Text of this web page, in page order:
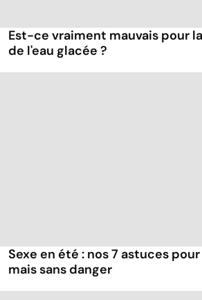
Est-ce vraiment mauvais pour
de l'eau glacée ?
Sexe en été : nos 7 astuces
mais sans danger